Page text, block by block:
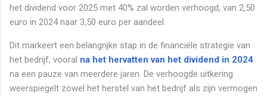
het dividend voor 2025 met 40% zal worden verhoogd, van 2,50
euro in 2024 naar 3,50 euro per aandeel.
Dit markeert een belangrijke stap in de financiële strategie van
het bedrijf, vooral na het hervatten van het dividend in 2024
na een pauze van meerdere jaren. De verhoogde uitkering
weerspiegelt zowel het herstel van het bedrijf als zijn vermogen